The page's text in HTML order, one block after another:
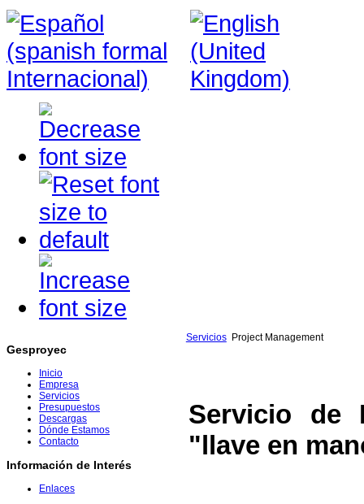
Gesproyec
Inicio
Empresa
Servicios
Presupuestos
Descargas
Dónde Estamos
Contacto
Información de Interés
Enlaces
Servicios Project Management
Servicio de
"llave en